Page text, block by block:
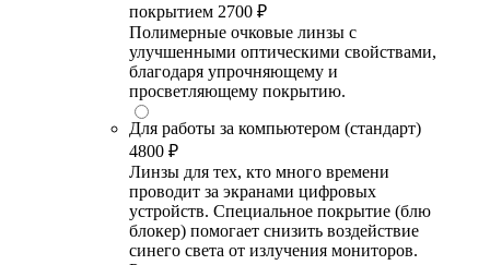
покрытием 2700 ₽
Полимерные очковые линзы с
улучшенными оптическими свойствами,
благодаря упрочняющему и
просветляющему покрытию.
Для работы за компьютером (стандарт)
4800 ₽
Линзы для тех, кто много времени
проводит за экранами цифровых
устройств. Специальное покрытие (блю
блокер) помогает снизить воздействие
синего света от излучения мониторов.